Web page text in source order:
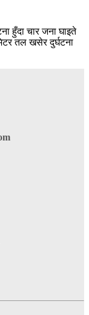
हुँदा चार जना घाइते
तल खसेर दुर्घटना